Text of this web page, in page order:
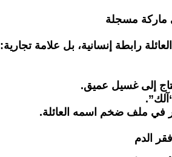
ماركة مسجلة
رابطة إنسانية، بل علامة تجارية:
إلى غسيل عميق.
في ملف ضخم اسمه العائلة.
الدم